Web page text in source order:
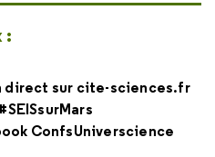
:
direct sur cite-sciences.fr
ConfsUniverscience